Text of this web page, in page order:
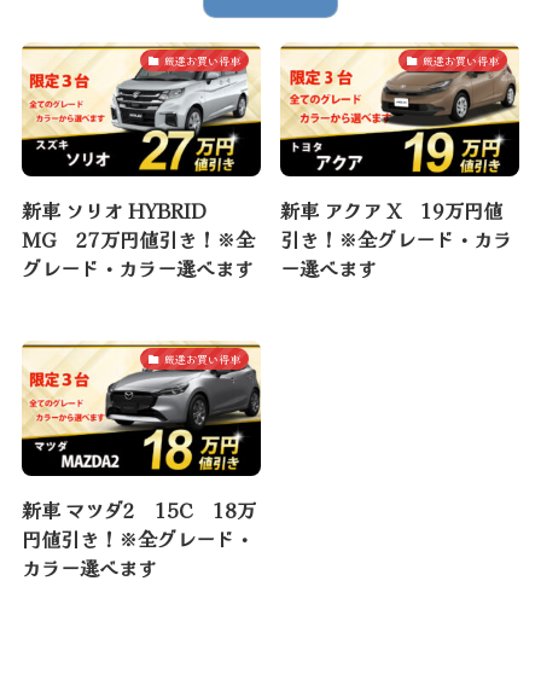
厳選お買い得車
新車 ソリオ HYBRID
MG 27万円値引き！※全
グレード・カラー選べます
厳選お買い得車
新車 アクア X 19万円値
引き！※全グレード・カラ
ー選べます
厳選お買い得車
新車 マツダ2 15C 18万
円値引き！※全グレード・
カラー選べます